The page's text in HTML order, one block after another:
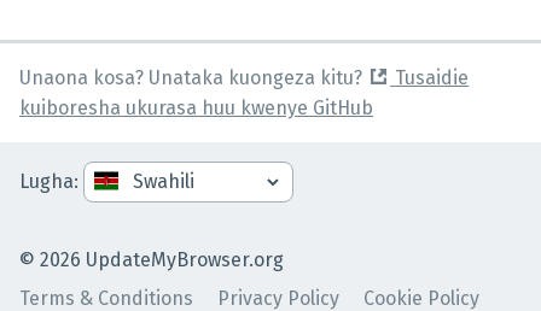
Unaona kosa? Unataka kuongeza kitu?
Tusaidie
kuiboresha ukurasa huu kwenye GitHub
© 2026 UpdateMyBrowser.org
Terms & Conditions
Privacy Policy
Cookie Policy
Lugha: